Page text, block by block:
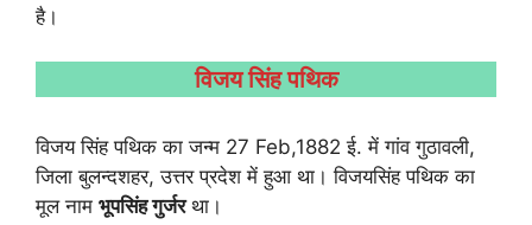
है।
विजय सिंह पथिक
विजय सिंह पथिक का जन्म 27 Feb,1882 ई. में गांव गुठावली,
जिला बुलन्दशहर, उत्तर प्रदेश में हुआ था। विजयसिंह पथिक का
मूल नाम भूपसिंह गुर्जरथा।